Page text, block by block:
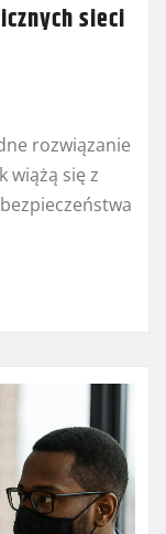
sieci
rozwiązanie
wiążą się z